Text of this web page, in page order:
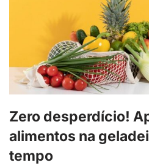
Zero desperdício!
alimentos na
tempo